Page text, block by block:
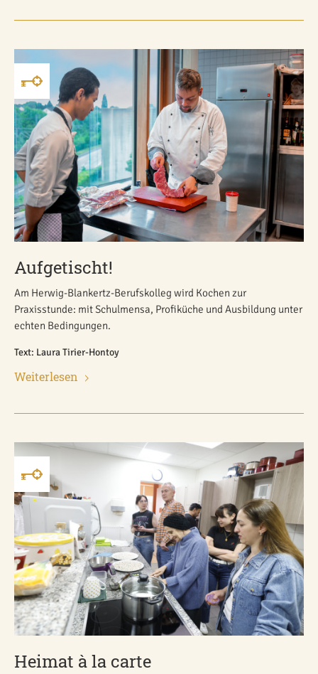
Aufgetischt!
Am Herwig-Blankertz-Berufskolleg wird Kochen zur
Praxisstunde: mit Schulmensa, Profiküche und Ausbildung unter
echten Bedingungen.
Text: Laura Tirier-Hontoy
Weiterlesen
Heimat à la carte